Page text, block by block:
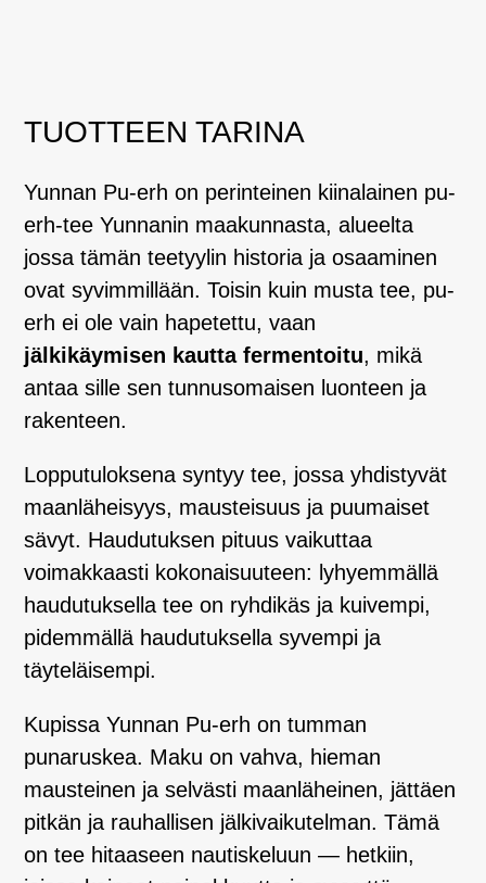
TUOTTEEN TARINA
Yunnan Pu-erh on perinteinen kiinalainen pu-
erh-tee Yunnanin maakunnasta, alueelta
jossa tämän teetyylin historia ja osaaminen
ovat syvimmillään. Toisin kuin musta tee, pu-
erh ei ole vain hapetettu, vaan
jälkikäymisen kautta fermentoitu, mikä
antaa sille sen tunnusomaisen luonteen ja
rakenteen.
Lopputuloksena syntyy tee, jossa yhdistyvät
maanläheisyys, mausteisuus ja puumaiset
sävyt. Haudutuksen pituus vaikuttaa
voimakkaasti kokonaisuuteen: lyhyemmällä
haudutuksella tee on ryhdikäs ja kuivempi,
pidemmällä haudutuksella syvempi ja
täyteläisempi.
Kupissa Yunnan Pu-erh on tumman
punaruskea. Maku on vahva, hieman
mausteinen ja selvästi maanläheinen, jättäen
pitkän ja rauhallisen jälkivaikutelman. Tämä
on tee hitaaseen nautiskeluun — hetkiin,